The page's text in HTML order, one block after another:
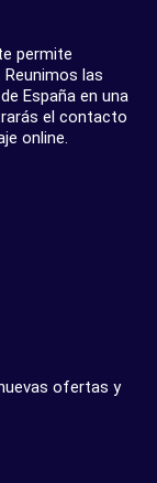
permite
las
España en una
el contacto
online.
ofertas y